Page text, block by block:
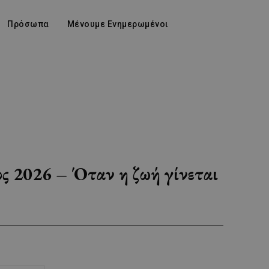
Πρόσωπα Μένουμε Ενημερωμένοι
2026 – Όταν η ζωή γίνεται